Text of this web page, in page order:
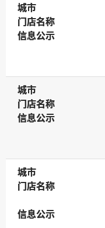
城市
城市
门店名称
门店名称
信息公示
信息公示
城市
城市
门店名称
门店名称
信息公示
信息公示
城市
城市
门店名称
门店名称
信息公示
信息公示